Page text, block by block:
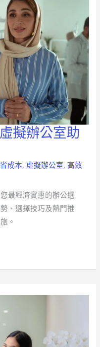
擬辦公室助
成本, 虛擬辦公室,高效
最經濟實惠的辦公選
、選擇技巧及熱門推
。